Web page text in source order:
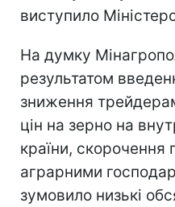
виступило
На думку
результатом
зниження
цін на зерно на
країни, скорочення
аграрними
зумовило низькі